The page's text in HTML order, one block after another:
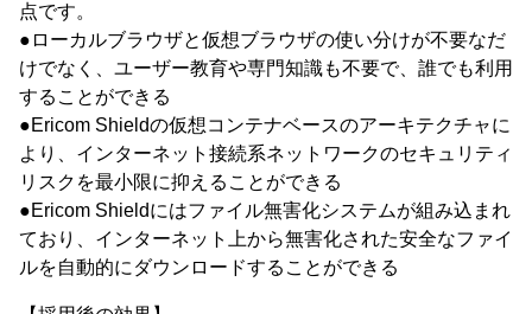
点です。
●ローカルブラウザと仮想ブラウザの使い分けが不要なだ
けでなく、ユーザー教育や専門知識も不要で、誰でも利用
することができる
●Ericom Shieldの仮想コンテナベースのアーキテクチャに
より、インターネット接続系ネットワークのセキュリティ
リスクを最小限に抑えることができる
●Ericom Shieldにはファイル無害化システムが組み込まれ
ており、インターネット上から無害化された安全なファイ
ルを自動的にダウンロードすることができる